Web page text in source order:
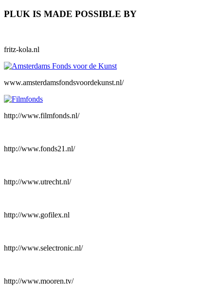
PLUK IS MADE POSSIBLE BY
fritz-kola.nl
www.amsterdamsfondsvoordekunst.nl/
http://www.filmfonds.nl/
http://www.fonds21.nl/
http://www.utrecht.nl/
http://www.gofilex.nl
http://www.selectronic.nl/
http://www.mooren.tv/